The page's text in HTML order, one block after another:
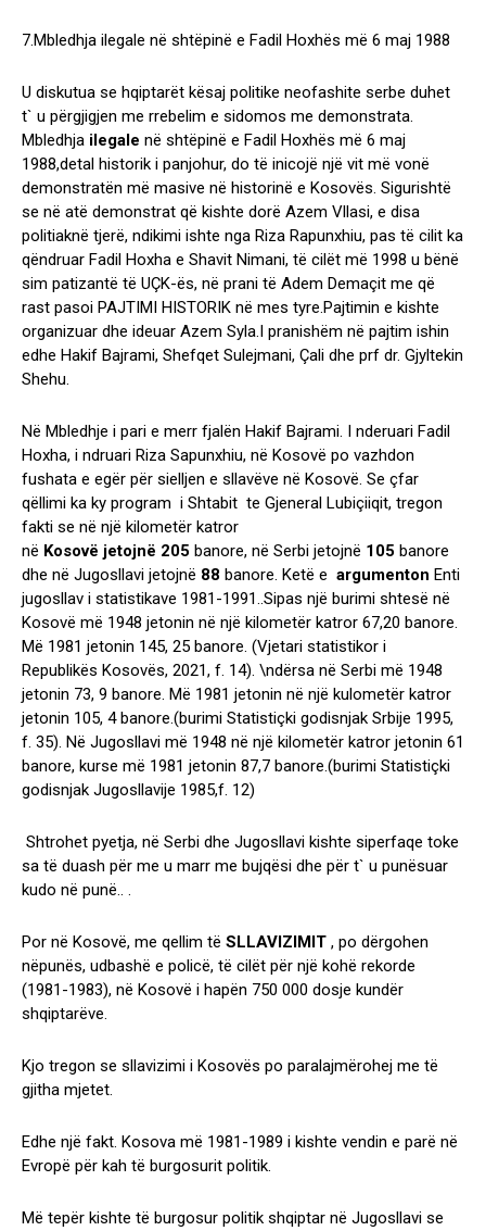
7.Mbledhja ilegale në shtëpinë e Fadil Hoxhës më 6 maj 1988
U diskutua se hqiptarët kësaj politike neofashite serbe duhet
t` u përgjigjen me rrebelim e sidomos me demonstrata.
Mbledhja ilegale në shtëpinë e Fadil Hoxhës më 6 maj
1988,detal historik i panjohur, do të inicojë një vit më vonë
demonstratën më masive në historinë e Kosovës. Sigurishtë
se në atë demonstrat që kishte dorë Azem Vllasi, e disa
politiaknë tjerë, ndikimi ishte nga Riza Rapunxhiu, pas të cilit ka
qëndruar Fadil Hoxha e Shavit Nimani, të cilët më 1998 u bënë
sim patizantë të UÇK-ës, në prani të Adem Demaçit me që
rast pasoi PAJTIMI HISTORIK në mes tyre.Pajtimin e kishte
organizuar dhe ideuar Azem Syla.I pranishëm në pajtim ishin
edhe Hakif Bajrami, Shefqet Sulejmani, Çali dhe prf dr. Gjyltekin
Shehu.
Në Mbledhje i pari e merr fjalën Hakif Bajrami. I nderuari Fadil
Hoxha, i ndruari Riza Sapunxhiu, në Kosovë po vazhdon
fushata e egër për sielljen e sllavëve në Kosovë. Se çfar
qëllimi ka ky program i Shtabit te Gjeneral Lubiçiiqit, tregon
fakti se në një kilometër katror
në Kosovë jetojnë 205 banore, në Serbi jetojnë 105 banore
dhe në Jugosllavi jetojnë 88 banore. Ketë e argumenton Enti
jugosllav i statistikave 1981-1991..Sipas një burimi shtesë në
Kosovë më 1948 jetonin në një kilometër katror 67,20 banore.
Më 1981 jetonin 145, 25 banore. (Vjetari statistikor i
Republikës Kosovës, 2021, f. 14). \ndërsa në Serbi më 1948
jetonin 73, 9 banore. Më 1981 jetonin në një kulometër katror
jetonin 105, 4 banore.(burimi Statistiçki godisnjak Srbije 1995,
f. 35). Në Jugosllavi më 1948 në një kilometër katror jetonin 61
banore, kurse më 1981 jetonin 87,7 banore.(burimi Statistiçki
godisnjak Jugosllavije 1985,f. 12)
Shtrohet pyetja, në Serbi dhe Jugosllavi kishte siperfaqe toke
sa të duash për me u marr me bujqësi dhe për t` u punësuar
kudo në punë.. .
Por në Kosovë, me qellim të SLLAVIZIMIT , po dërgohen
nëpunës, udbashë e policë, të cilët për një kohë rekorde
(1981-1983), në Kosovë i hapën 750 000 dosje kundër
shqiptarëve.
Kjo tregon se sllavizimi i Kosovës po paralajmërohej me të
gjitha mjetet.
Edhe një fakt. Kosova më 1981-1989 i kishte vendin e parë në
Evropë për kah të burgosurit politik.
Më tepër kishte të burgosur politik shqiptar në Jugosllavi se